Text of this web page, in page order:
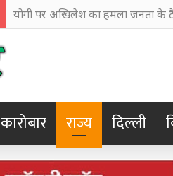
योगी पर अखिलेश का हमला जनता के
कारोबार राज्य दिल्ली